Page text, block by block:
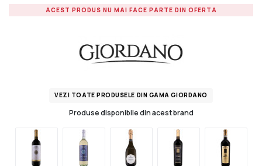
ACEST PRODUS NU MAI FACE PARTE DIN OFERTA
VEZI TOATE PRODUSELE DIN GAMA GIORDANO
Produse disponibile din acest brand